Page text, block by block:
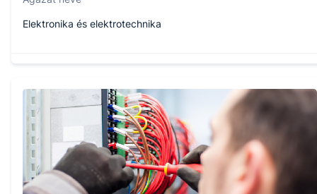
Elektronika és elektrotechnika
407130407
Képzés időtartama
1 év